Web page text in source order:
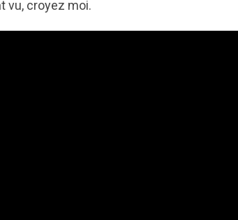
vu, croyez moi.